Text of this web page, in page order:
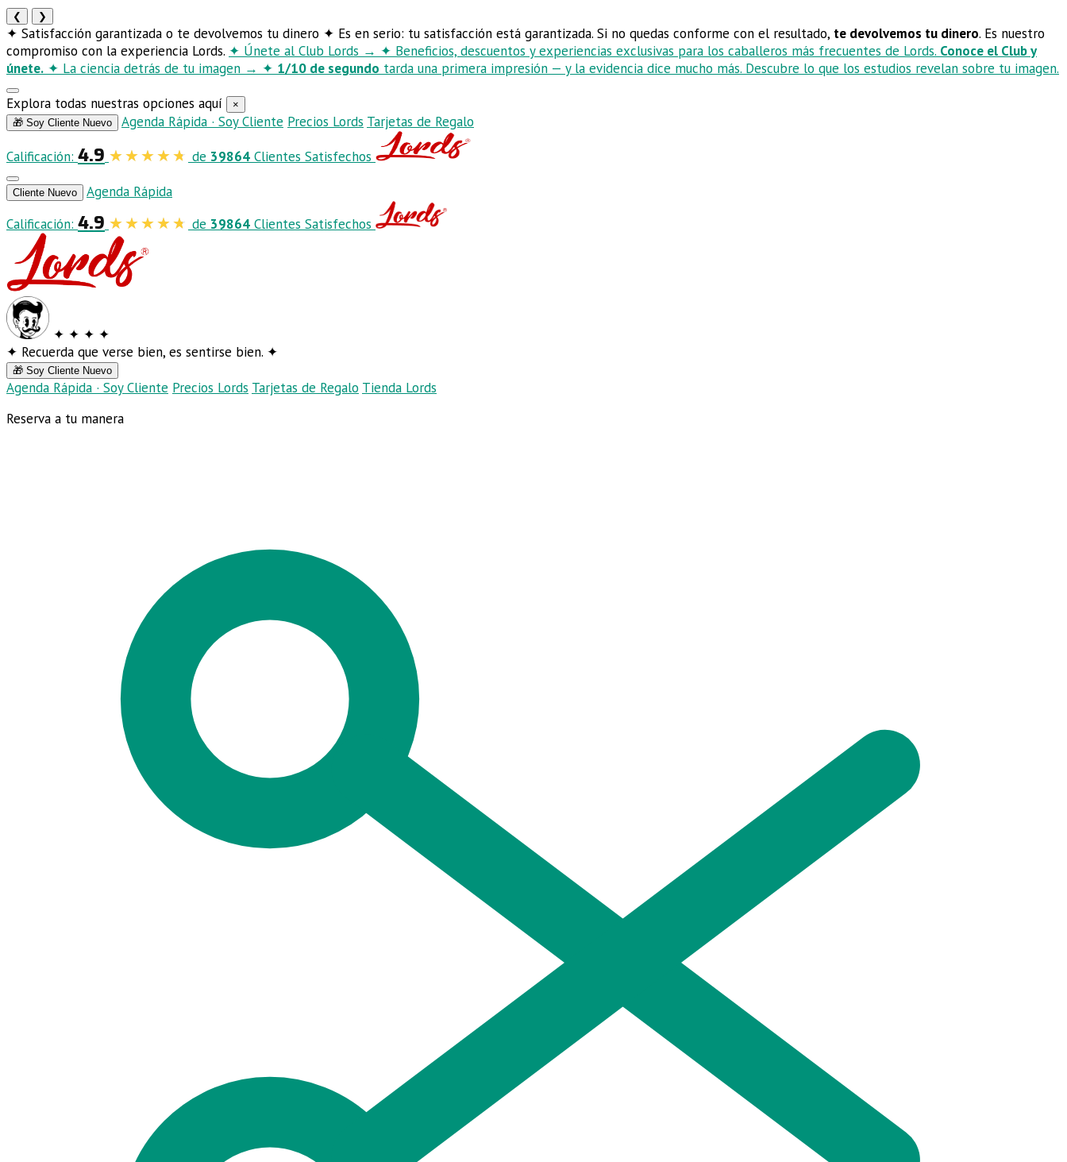
❮ ❯
✦ Satisfacción garantizada o te devolvemos tu dinero ✦ Es en serio: tu satisfacción está garantizada. Si no quedas conforme con el resultado, te devolvemos tu dinero. Es nuestro
compromiso con la experiencia Lords. ✦ Únete al Club Lords → ✦ Beneficios, descuentos y experiencias exclusivas para los caballeros más frecuentes de Lords. Conoce el Club y
únete. ✦ La ciencia detrás de tu imagen → ✦ 1/10 de segundo tarda una primera impresión — y la evidencia dice mucho más. Descubre lo que los estudios revelan sobre tu imagen.
Explora todas nuestras opciones aquí
×
🎁 Soy Cliente Nuevo
Agenda Rápida · Soy Cliente Precios Lords Tarjetas de Regalo
Calificación: 4.9 de 39864 Clientes Satisfechos
Cliente Nuevo
Agenda Rápida
Calificación: 4.9 de 39864 Clientes Satisfechos
✦ ✦ ✦ ✦
✦ Recuerda que verse bien, es sentirse bien. ✦
🎁 Soy Cliente Nuevo
Agenda Rápida · Soy Cliente Precios Lords Tarjetas de Regalo Tienda Lords
Reserva a tu manera